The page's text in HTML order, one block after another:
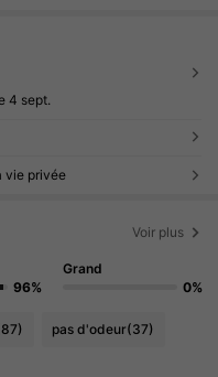
4 sept.
vie privée
Voir plus
96%
Grand
0%
pas d'odeur(37)